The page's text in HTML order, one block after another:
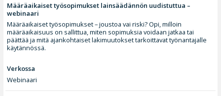
Määräaikaiset työsopimukset lainsäädännön uudistuttua –
webinaari
Määräaikaiset työsopimukset – joustoa vai riski? Opi, milloin
määräaikaisuus on sallittua, miten sopimuksia voidaan jatkaa tai
päättää ja mitä ajankohtaiset lakimuutokset tarkoittavat työnantajalle
käytännössä.
Verkossa
Webinaari